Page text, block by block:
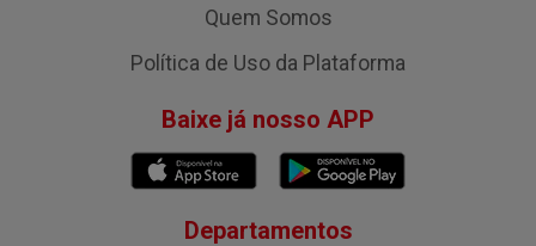
Quem Somos
Política de Uso da Plataforma
Baixe já nosso APP
Departamentos